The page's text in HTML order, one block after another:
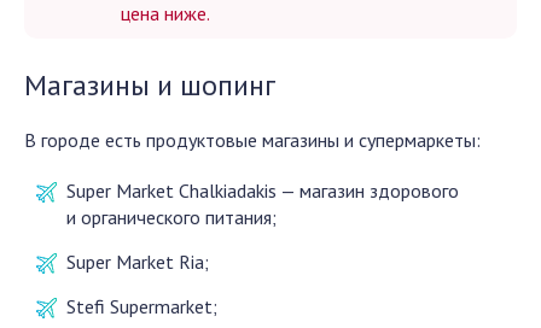
цена ниже.
Магазины и шопинг
В городе есть продуктовые магазины и супермаркеты:
Super Market Chalkiadakis — магазин здорового
и органического питания;
Super Market Ria;
Stefi Supermarket;